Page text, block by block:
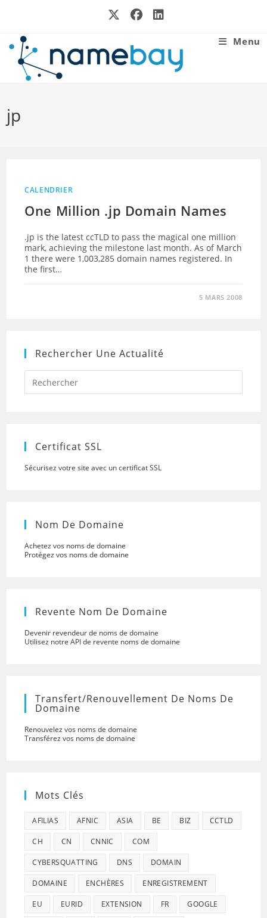
Menu
jp
CALENDRIER
One Million .jp Domain Names
.jp is the latest ccTLD to pass the magical one million
mark, achieving the milestone last month. As of March
1 there were 1,003,285 domain names registered. In
the first…
5 MARS 2008
Rechercher Une Actualité
Press
to
Certificat SSL
Sécurisez votre site avec un certificat SSL
Nom De Domaine
Achetez vos noms de domaine
Protégez vos noms de domaine
Revente Nom De Domaine
Devenir revendeur de noms de domaine
Utilisez notre API de revente noms de domaine
Transfert/renouvellement De Noms De
Domaine
Renouvelez vos noms de domaine
Transférez vos noms de domaine
Mots Clés
AFILIAS AFNIC ASIA BE BIZ CCTLD
CH CN CNNIC COM
CYBERSQUATTING DNS DOMAIN
DOMAINE ENCHÈRES ENREGISTREMENT
EU EURID EXTENSION FR GOOGLE